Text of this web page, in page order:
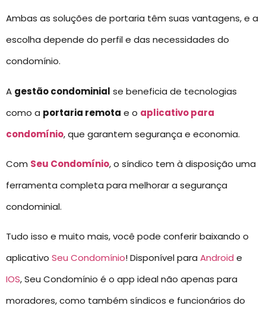
Ambas as soluções de portaria têm suas vantagens, e a
escolha depende do perfil e das necessidades do
condomínio.
A gestão condominial se beneficia de tecnologias
como a portaria remota e o aplicativo para
condomínio, que garantem segurança e economia.
Com Seu Condomínio, o síndico tem à disposição uma
ferramenta completa para melhorar a segurança
condominial.
Tudo isso e muito mais, você pode conferir baixando o
aplicativo Seu Condomínio! Disponível para Android e
IOS, Seu Condomínio é o app ideal não apenas para
moradores, como também síndicos e funcionários do